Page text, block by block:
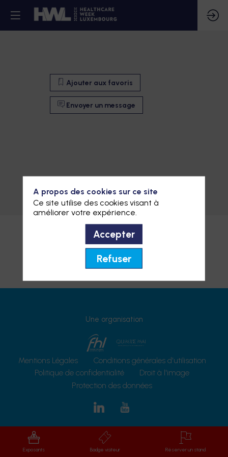
Ajouter aux favoris
Envoyer un message
Ajouter aux favoris
Envoyer un message
Une organisation
Mentions Légales
Conditions générales d'utilisation
Politique de confidentialité
Droit à l'image
Protection des données
Exposants Badge visiteur Réserver un stand
A propos des cookies sur ce site
Ce site utilise des cookies visant à
améliorer votre expérience.
Accepter
Refuser